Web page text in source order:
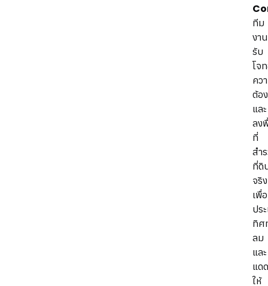
ทีม
งาน
รับ
โจ
คว
ต้อ
และ
ลง
ที่
สำ
ที่ดิ
จริง
เพื่อ
ปร
ทิศ
ลม
และ
แดด
ให้